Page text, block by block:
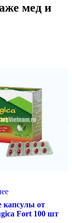
мед и
капсулы от
Fort 100 шт